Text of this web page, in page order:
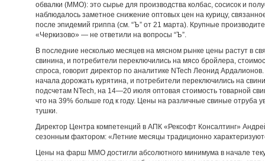
обвалки (ММО): это сырье для производства колбас, сосисок и
наблюдалось заметное снижение оптовых цен на курицу,
после эпидемий гриппа (см. “Ъ” от 21 марта). Крупные
«Черкизово» — не ответили на вопросы “Ъ”.
В последние несколько месяцев на мясном рынке цены растут в
свинина, и потребители переключились на мясо бройлера,
спроса, говорит директор по аналитике NTech Леонид
начала дорожать курятина, и потребители переключились на
подсчетам NTech, на 14—20 июля оптовая стоимость товарной
что на 39% больше год к году. Цены на различные свиные отруба
тушки.
Директор Центра компетенций в АПК «Рексофт Консалтинг»
сезонным фактором: «Летние месяцы традиционно
Цены на фарш ММО достигли абсолютного минимума в начале